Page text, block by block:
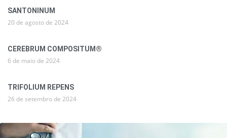
SANTONINUM
20 de agosto de 2024
CEREBRUM COMPOSITUM®
6 de maio de 2024
TRIFOLIUM REPENS
26 de setembro de 2024